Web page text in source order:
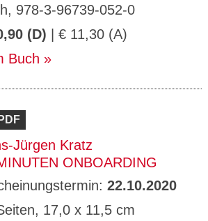
978-3-96739-052-0
(D) | € 11,30 (A)
Buch
PDF
Jürgen Kratz
ONBOARDING
22.10.2020
17,0 x 11,5 cm